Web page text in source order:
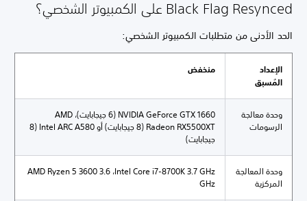
Black Flag Resynced على الكمبيوتر الشخصي؟
الحد الأدنى من متطلبات الكمبيوتر الشخصي:
الإعداد
المُسبق
منخفض
وحدة معالجة
الرسومات
NVIDIA GeForce GTX 1660 (6 جيجابايت)، ‏AMD
Radeon RX5500XT (8 جيجابايت) أو Intel ARC A580 (8
جيجابايت)
وحدة المعالجة
المركزية
Intel Core i7-8700K 3.7 GHz، ‏AMD Ryzen 5 3600 3.6
GHz